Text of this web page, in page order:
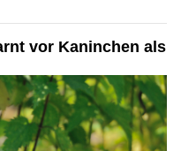
vor Kaninchen als